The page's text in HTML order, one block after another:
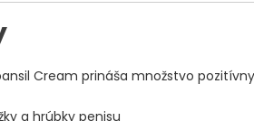
Cream prináša množstvo
a hrúbky penisu